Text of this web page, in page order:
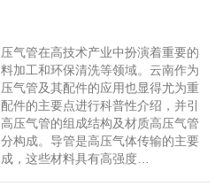
气管在高技术产业中扮演着重要的
加工和环保清洗等领域。云南作为
气管及其配件的应用也显得尤为重
件的主要点进行科普性介绍，并引
压气管的组成结构及材质高压气管
构成。导管是高压气体传输的主要
，这些材料具有高强度…